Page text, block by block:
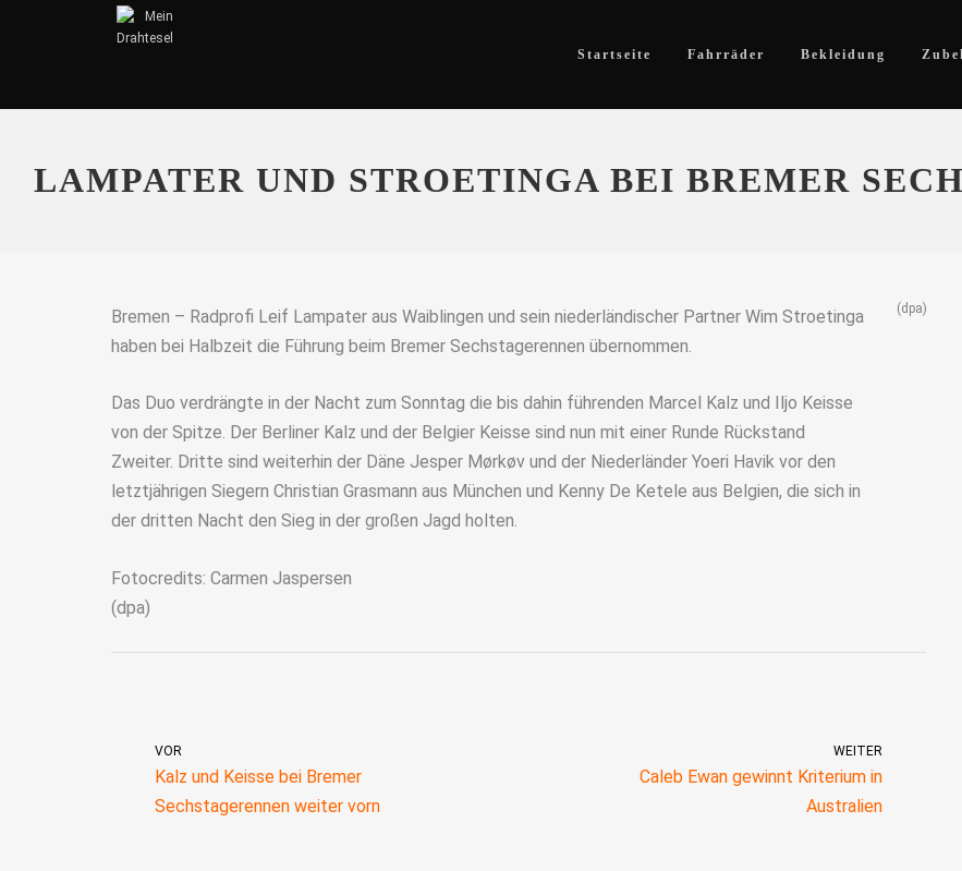
Startseite Fahrräder Bekleidung
LAMPATER UND STROETINGA BEI BREMER
Bremen – Radprofi Leif Lampater aus Waiblingen und sein niederländischer Partner Wim Stroetinga
haben bei Halbzeit die Führung beim Bremer Sechstagerennen übernommen.
Das Duo verdrängte in der Nacht zum Sonntag die bis dahin führenden Marcel Kalz und Iljo Keisse
von der Spitze. Der Berliner Kalz und der Belgier Keisse sind nun mit einer Runde Rückstand
Zweiter. Dritte sind weiterhin der Däne Jesper Mørkøv und der Niederländer Yoeri Havik vor den
letztjährigen Siegern Christian Grasmann aus München und Kenny De Ketele aus Belgien, die sich in
der dritten Nacht den Sieg in der großen Jagd holten.
Fotocredits: Carmen Jaspersen
(dpa)
(dpa)
VOR
Kalz und Keisse bei Bremer
Sechstagerennen weiter vorn
WEITER
Caleb Ewan gewinnt Kriterium in
Australien